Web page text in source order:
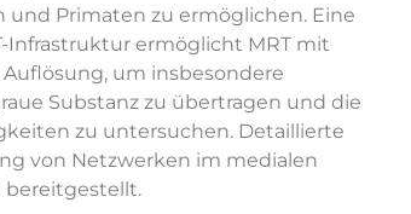
Primaten zu ermöglichen. Eine
ermöglicht MRT mit
um insbesondere
Substanz zu übertragen und die
zu untersuchen. Detaillierte
von Netzwerken im medialen
bereitgestellt.